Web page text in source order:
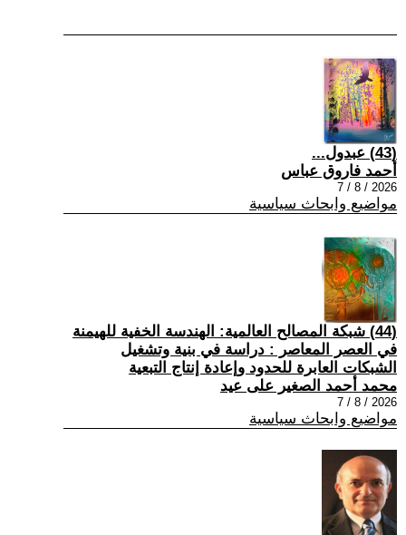
(43) عبدول...
أحمد فاروق عباس
2026 / 8 / 7
مواضيع وابحاث سياسية
(44) شبكة المصالح العالمية: الهندسة الخفية للهيمنة
في العصر المعاصر : دراسة في بنية وتشغيل
الشبكات العابرة للحدود وإعادة إنتاج التبعية
محمد أحمد الصغير على عيد
2026 / 8 / 7
مواضيع وابحاث سياسية